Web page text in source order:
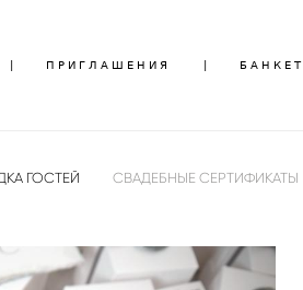
| ПРИГЛАШЕНИЯ | БАНКЕТ
| ПРИГЛАШЕНИЯ | БАНКЕТ
ГОСТЕЙ СВАДЕБНЫЕ СЕРТИФИКАТЫ